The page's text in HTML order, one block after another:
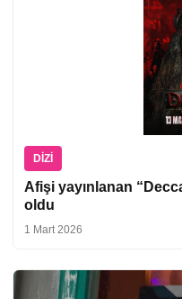
DIZI
Afişi yayınlanan
oldu
1 Mart 2026